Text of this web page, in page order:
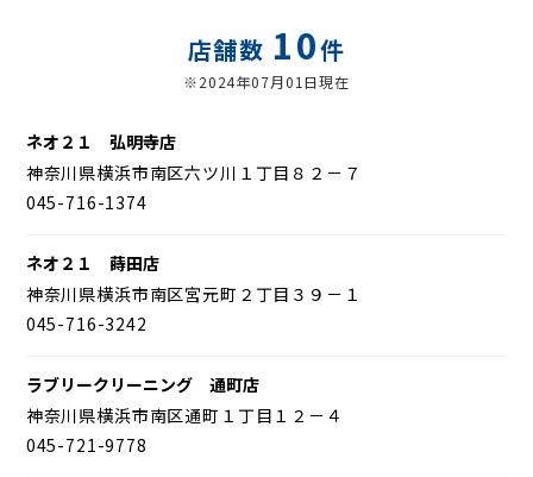
店舗数 10件
※2024年07月01日現在
ネオ２１ 弘明寺店
神奈川県横浜市南区六ツ川１丁目８２－７
045-716-1374
ネオ２１ 蒔田店
神奈川県横浜市南区宮元町２丁目３９－１
045-716-3242
ラブリークリーニング 通町店
神奈川県横浜市南区通町１丁目１２－４
045-721-9778